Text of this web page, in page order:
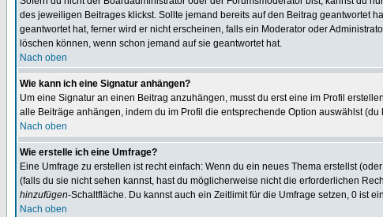
des jeweiligen Beitrages klickst. Sollte jemand bereits auf den Beitrag geantwortet
geantwortet hat, ferner wird er nicht erscheinen, falls ein Moderator oder
löschen können, wenn schon jemand auf sie geantwortet hat.
Nach oben
Wie kann ich eine Signatur anhängen?
Um eine Signatur an einen Beitrag anzuhängen, musst du erst eine im Profil
alle Beiträge anhängen, indem du im Profil die entsprechende Option auswählst
Nach oben
Wie erstelle ich eine Umfrage?
Eine Umfrage zu erstellen ist recht einfach: Wenn du ein neues Thema erstellst
(falls du sie nicht sehen kannst, hast du möglicherweise nicht die erforderlichen
hinzufügen-Schaltfläche. Du kannst auch ein Zeitlimit für die Umfrage setzen, 0 ist
Nach oben